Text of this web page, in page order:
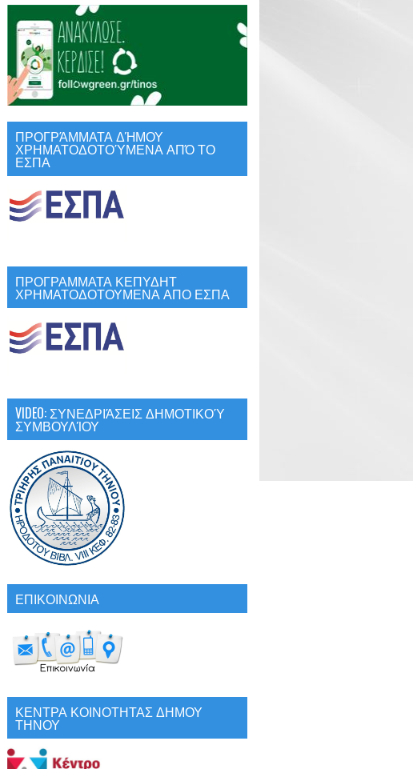
ΠΡΟΓΡΆΜΜΑΤΑ ΔΉΜΟΥ
ΧΡΗΜΑΤΟΔΟΤΟΎΜΕΝΑ ΑΠΌ ΤΟ
ΕΣΠΑ
ΠΡΟΓΡΑΜΜΑΤΑ ΚΕΠΥΔΗΤ
ΧΡΗΜΑΤΟΔΟΤΟΥΜΕΝΑ ΑΠΟ ΕΣΠΑ
VIDEO: ΣΥΝΕΔΡΙΆΣΕΙΣ ΔΗΜΟΤΙΚΟΎ
ΣΥΜΒΟΥΛΊΟΥ
ΕΠΙΚΟΙΝΩΝΙΑ
ΚΕΝΤΡΑ ΚΟΙΝΟΤΗΤΑΣ ΔΗΜΟΥ
ΤΗΝΟΥ